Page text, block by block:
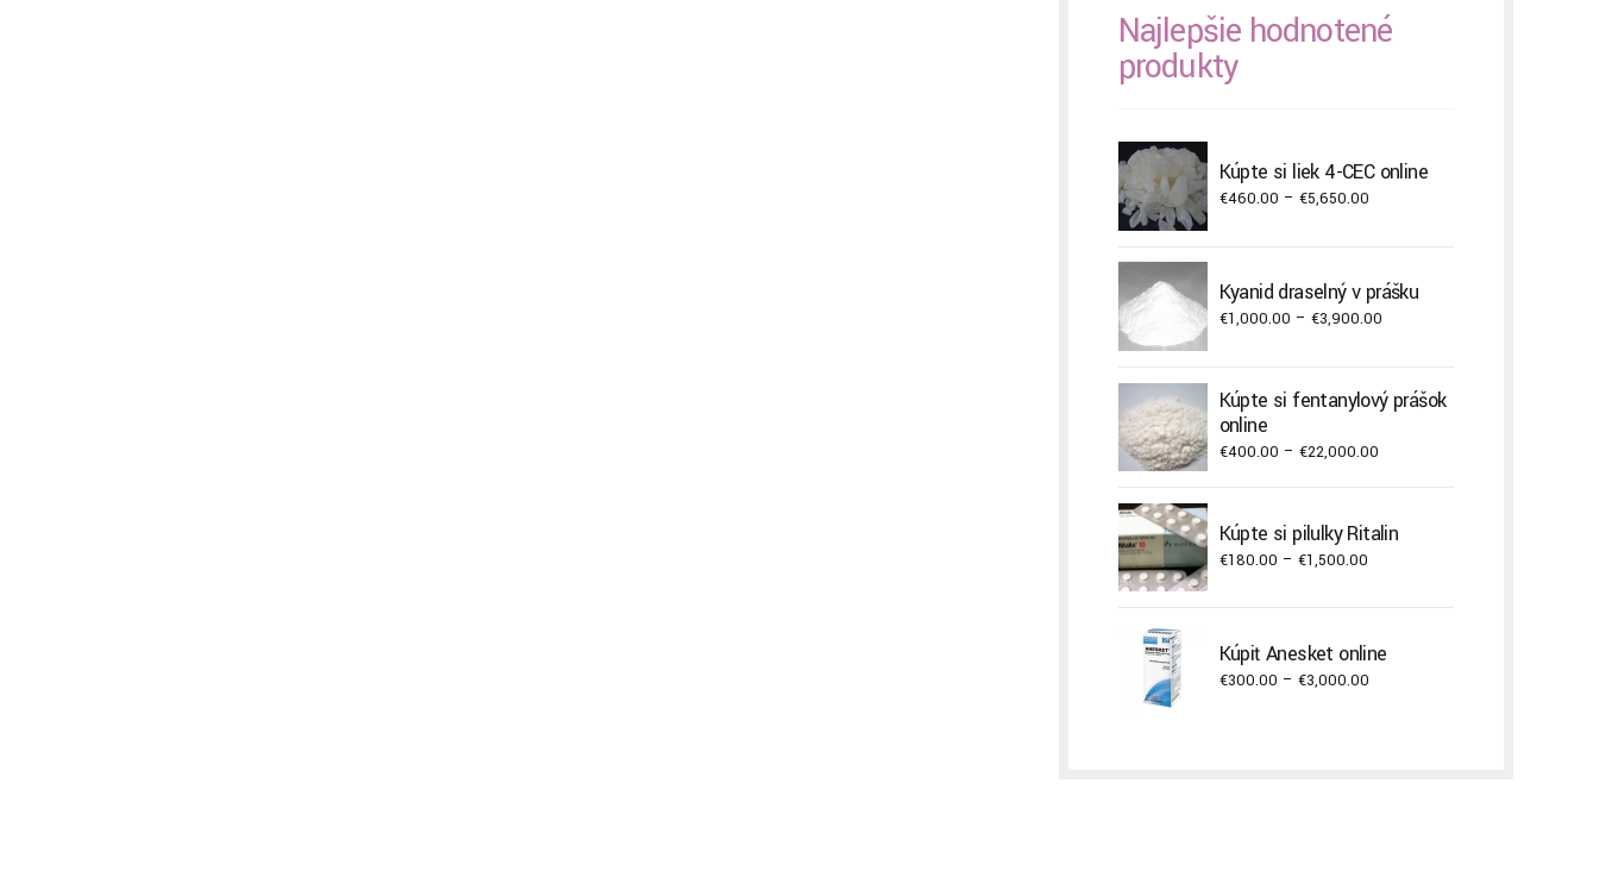
Najlepšie hodnotené
produkty
Kúpte si liek 4-CEC online
€460.00 – €5,650.00Price
through
€5,650.00
Kyanid draselný v prášku
€1,000.00 – €3,900.00Price
through
Kúpte si fentanylový prášok
online
€400.00 – €22,000.00Price
through
Kúpte si pilulky Ritalin
€180.00 – €1,500.00Price
€1,500.00
Kúpiť Anesket online
€300.00 – €3,000.00Price